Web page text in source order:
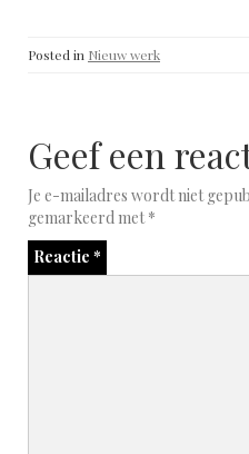
Posted in Nieuw werk
Geef een
Je e-mailadres wordt niet
gemarkeerd met*
Reactie *